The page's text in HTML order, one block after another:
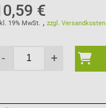
€
19% MwSt. ,zzgl. Versandkosten
- +